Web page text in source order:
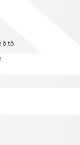
hành
xuất hiện trong
Thúy
ô tô